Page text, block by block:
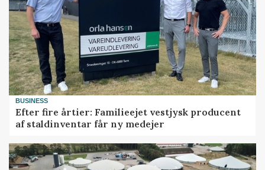
BUSINESS
Efter fire årtier: Familieejet vestjysk producent
af staldinventar får ny medejer